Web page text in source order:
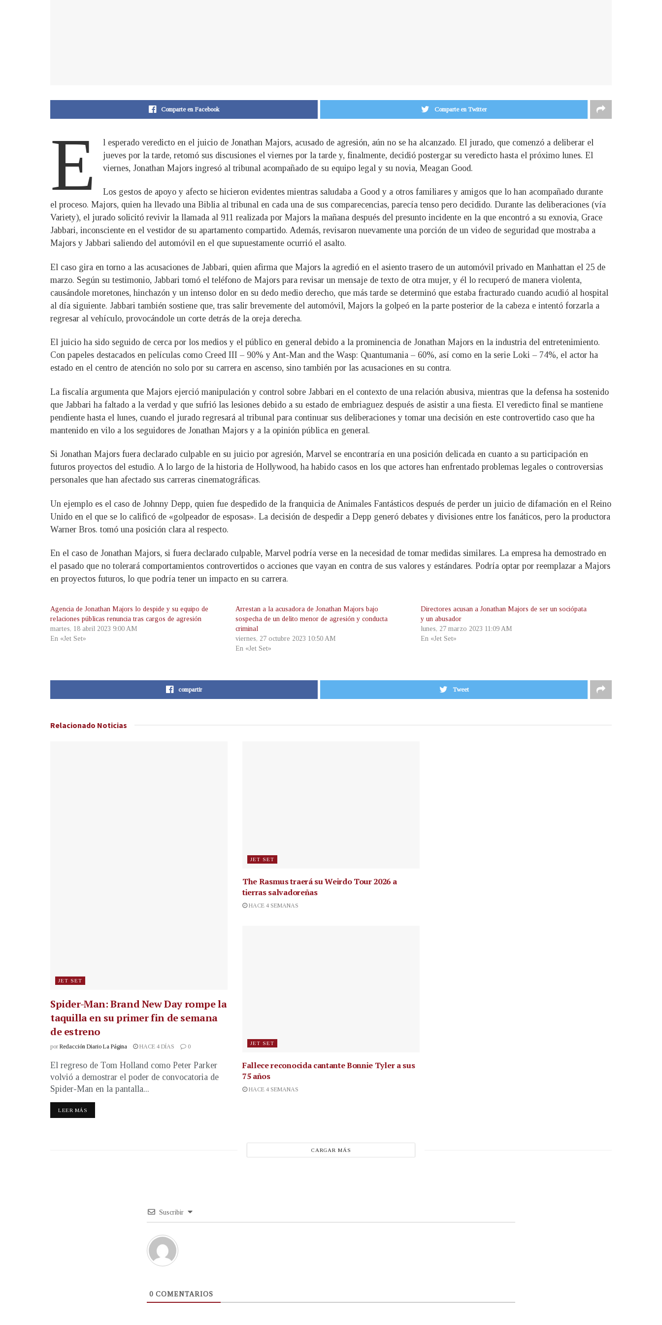
Comparte en Facebook Comparte en Twitter
E
l esperado veredicto en el juicio de Jonathan Majors, acusado de agresión, aún no se ha alcanzado. El jurado, que comenzó a deliberar el
jueves por la tarde, retomó sus discusiones el viernes por la tarde y, finalmente, decidió postergar su veredicto hasta el próximo lunes. El
viernes, Jonathan Majors ingresó al tribunal acompañado de su equipo legal y su novia, Meagan Good.
Los gestos de apoyo y afecto se hicieron evidentes mientras saludaba a Good y a otros familiares y amigos que lo han acompañado durante
el proceso. Majors, quien ha llevado una Biblia al tribunal en cada una de sus comparecencias, parecía tenso pero decidido. Durante las deliberaciones (vía
Variety), el jurado solicitó revivir la llamada al 911 realizada por Majors la mañana después del presunto incidente en la que encontró a su exnovia, Grace
Jabbari, inconsciente en el vestidor de su apartamento compartido. Además, revisaron nuevamente una porción de un video de seguridad que mostraba a
Majors y Jabbari saliendo del automóvil en el que supuestamente ocurrió el asalto.
El caso gira en torno a las acusaciones de Jabbari, quien afirma que Majors la agredió en el asiento trasero de un automóvil privado en Manhattan el 25 de
marzo. Según su testimonio, Jabbari tomó el teléfono de Majors para revisar un mensaje de texto de otra mujer, y él lo recuperó de manera violenta,
causándole moretones, hinchazón y un intenso dolor en su dedo medio derecho, que más tarde se determinó que estaba fracturado cuando acudió al hospital
al día siguiente. Jabbari también sostiene que, tras salir brevemente del automóvil, Majors la golpeó en la parte posterior de la cabeza e intentó forzarla a
regresar al vehículo, provocándole un corte detrás de la oreja derecha.
El juicio ha sido seguido de cerca por los medios y el público en general debido a la prominencia de Jonathan Majors en la industria del entretenimiento.
Con papeles destacados en películas como Creed III – 90% y Ant-Man and the Wasp: Quantumania – 60%, así como en la serie Loki – 74%, el actor ha
estado en el centro de atención no solo por su carrera en ascenso, sino también por las acusaciones en su contra.
La fiscalía argumenta que Majors ejerció manipulación y control sobre Jabbari en el contexto de una relación abusiva, mientras que la defensa ha sostenido
que Jabbari ha faltado a la verdad y que sufrió las lesiones debido a su estado de embriaguez después de asistir a una fiesta. El veredicto final se mantiene
pendiente hasta el lunes, cuando el jurado regresará al tribunal para continuar sus deliberaciones y tomar una decisión en este controvertido caso que ha
mantenido en vilo a los seguidores de Jonathan Majors y a la opinión pública en general.
Si Jonathan Majors fuera declarado culpable en su juicio por agresión, Marvel se encontraría en una posición delicada en cuanto a su participación en
futuros proyectos del estudio. A lo largo de la historia de Hollywood, ha habido casos en los que actores han enfrentado problemas legales o controversias
personales que han afectado sus carreras cinematográficas.
Un ejemplo es el caso de Johnny Depp, quien fue despedido de la franquicia de Animales Fantásticos después de perder un juicio de difamación en el Reino
Unido en el que se lo calificó de «golpeador de esposas». La decisión de despedir a Depp generó debates y divisiones entre los fanáticos, pero la productora
Warner Bros. tomó una posición clara al respecto.
En el caso de Jonathan Majors, si fuera declarado culpable, Marvel podría verse en la necesidad de tomar medidas similares. La empresa ha demostrado en
el pasado que no tolerará comportamientos controvertidos o acciones que vayan en contra de sus valores y estándares. Podría optar por reemplazar a Majors
en proyectos futuros, lo que podría tener un impacto en su carrera.
Agencia de Jonathan Majors lo despide y su equipo de
relaciones públicas renuncia tras cargos de agresión
martes, 18 abril 2023 9:00 AM
En «Jet Set»
Arrestan a la acusadora de Jonathan Majors bajo
sospecha de un delito menor de agresión y conducta
criminal
viernes, 27 octubre 2023 10:50 AM
En «Jet Set»
Directores acusan a Jonathan Majors de ser un sociópata
y un abusador
lunes, 27 marzo 2023 11:09 AM
En «Jet Set»
compartir Tweet
Relacionado Noticias
JET SET
Spider-Man: Brand New Day rompe la
taquilla en su primer fin de semana
de estreno
por Redacción Diario La Página HACE 4 DÍAS 0
El regreso de Tom Holland como Peter Parker
volvió a demostrar el poder de convocatoria de
Spider-Man en la pantalla...
LEER MÁS
JET SET
The Rasmus traerá su Weirdo Tour 2026 a
tierras salvadoreñas
HACE 4 SEMANAS
JET SET
Fallece reconocida cantanteBonnie Tyler a sus
75 años
HACE 4 SEMANAS
CARGAR MÁS
Suscribir
0 COMENTARIOS